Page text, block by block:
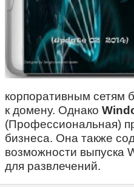
корпоративным сетям
к домену. Однако
(Профессиональная)
бизнеса. Она также
возможности выпуска
для развлечений.